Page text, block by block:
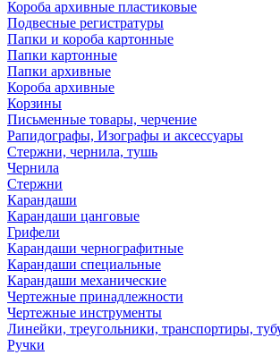
Короба архивные пластиковые
Подвесные регистратуры
Папки и короба картонные
Папки картонные
Папки архивные
Короба архивные
Корзины
Письменные товары, черчение
Рапидографы, Изографы и аксессуары
Стержни, чернила, тушь
Чернила
Стержни
Карандаши
Карандаши цанговые
Грифели
Карандаши чернографитные
Карандаши специальные
Карандаши механические
Чертежные принадлежности
Чертежные инструменты
Линейки, треугольники, транспортиры,
Ручки